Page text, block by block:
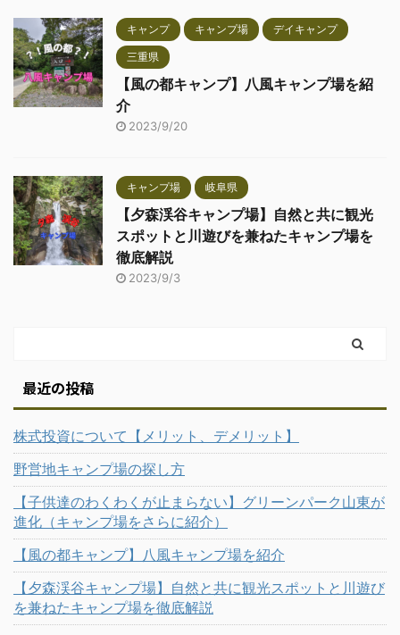
キャンプ キャンプ場 デイキャンプ
三重県
【風の都キャンプ】八風キャンプ場を紹
介
2023/9/20
キャンプ場 岐阜県
【夕森渓谷キャンプ場】自然と共に観光
スポットと川遊びを兼ねたキャンプ場を
徹底解説
2023/9/3
最近の投稿
株式投資について【メリット、デメリット】
野営地キャンプ場の探し方
【子供達のわくわくが止まらない】グリーンパーク山東が
進化（キャンプ場をさらに紹介）
【風の都キャンプ】八風キャンプ場を紹介
【夕森渓谷キャンプ場】自然と共に観光スポットと川遊び
を兼ねたキャンプ場を徹底解説